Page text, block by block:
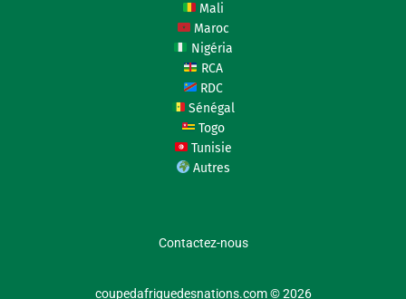
Mali
Maroc
Nigéria
RCA
RDC
Sénégal
Togo
Tunisie
Autres
Contactez-nous
coupedafriquedesnations.com © 2026